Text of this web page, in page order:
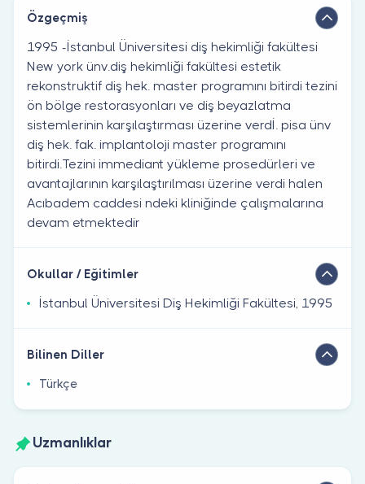
Özgeçmiş
1995 -İstanbul Üniversitesi diş hekimliği fakültesi
New york ünv.diş hekimliği fakültesi estetik
rekonstruktif diş hek. master programını bitirdi tezini
ön bölge restorasyonları ve diş beyazlatma
sistemlerinin karşılaştırması üzerine verdİ. pisa ünv
diş hek. fak. implantoloji master programını
bitirdi.Tezini immediant yükleme prosedürleri ve
avantajlarının karşılaştırılması üzerine verdi halen
Acıbadem caddesi ndeki kliniğinde çalışmalarına
devam etmektedir
Okullar / Eğitimler
İstanbul Üniversitesi Diş Hekimliği Fakültesi, 1995
Bilinen Diller
Türkçe
Uzmanlıklar